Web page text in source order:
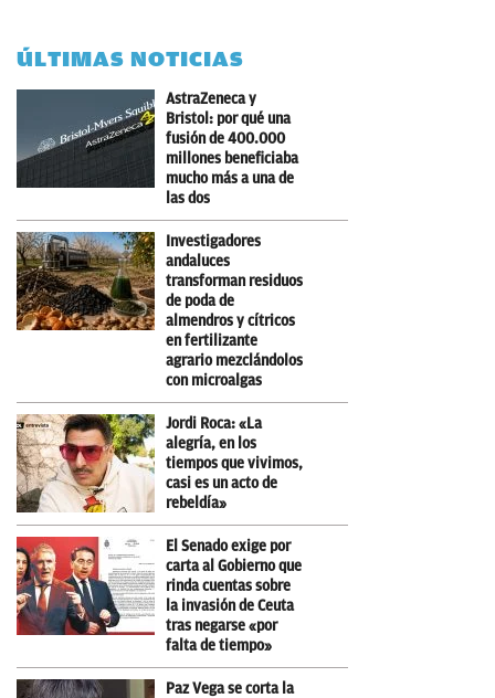
ÚLTIMAS NOTICIAS
AstraZeneca y
Bristol: por qué una
fusión de 400.000
millones beneficiaba
mucho más a una de
las dos
Investigadores
andaluces
transforman residuos
de poda de
almendros y cítricos
en fertilizante
agrario mezclándolos
con microalgas
Jordi Roca: «La
alegría, en los
tiempos que vivimos,
casi es un acto de
rebeldía»
El Senado exige por
carta al Gobierno que
rinda cuentas sobre
la invasión de Ceuta
tras negarse «por
falta de tiempo»
Paz Vega se corta la